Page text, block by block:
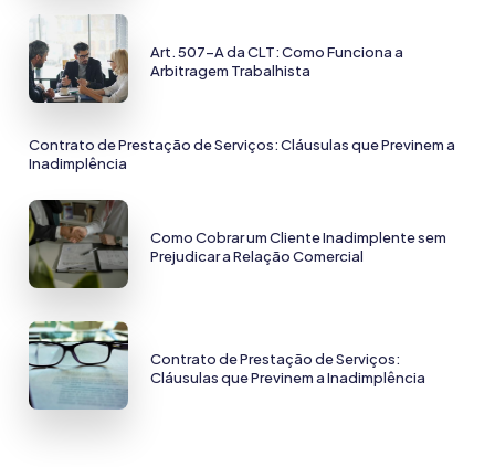
Art. 507-A da CLT: Como Funciona a
Arbitragem Trabalhista
Contrato de Prestação de Serviços: Cláusulas que Previnem a
Inadimplência
Como Cobrar um Cliente Inadimplente sem
Prejudicar a Relação Comercial
Contrato de Prestação de Serviços:
Cláusulas que Previnem a Inadimplência